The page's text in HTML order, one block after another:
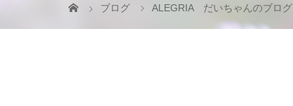
ブログ ALEGRIA だいちゃんのブログ